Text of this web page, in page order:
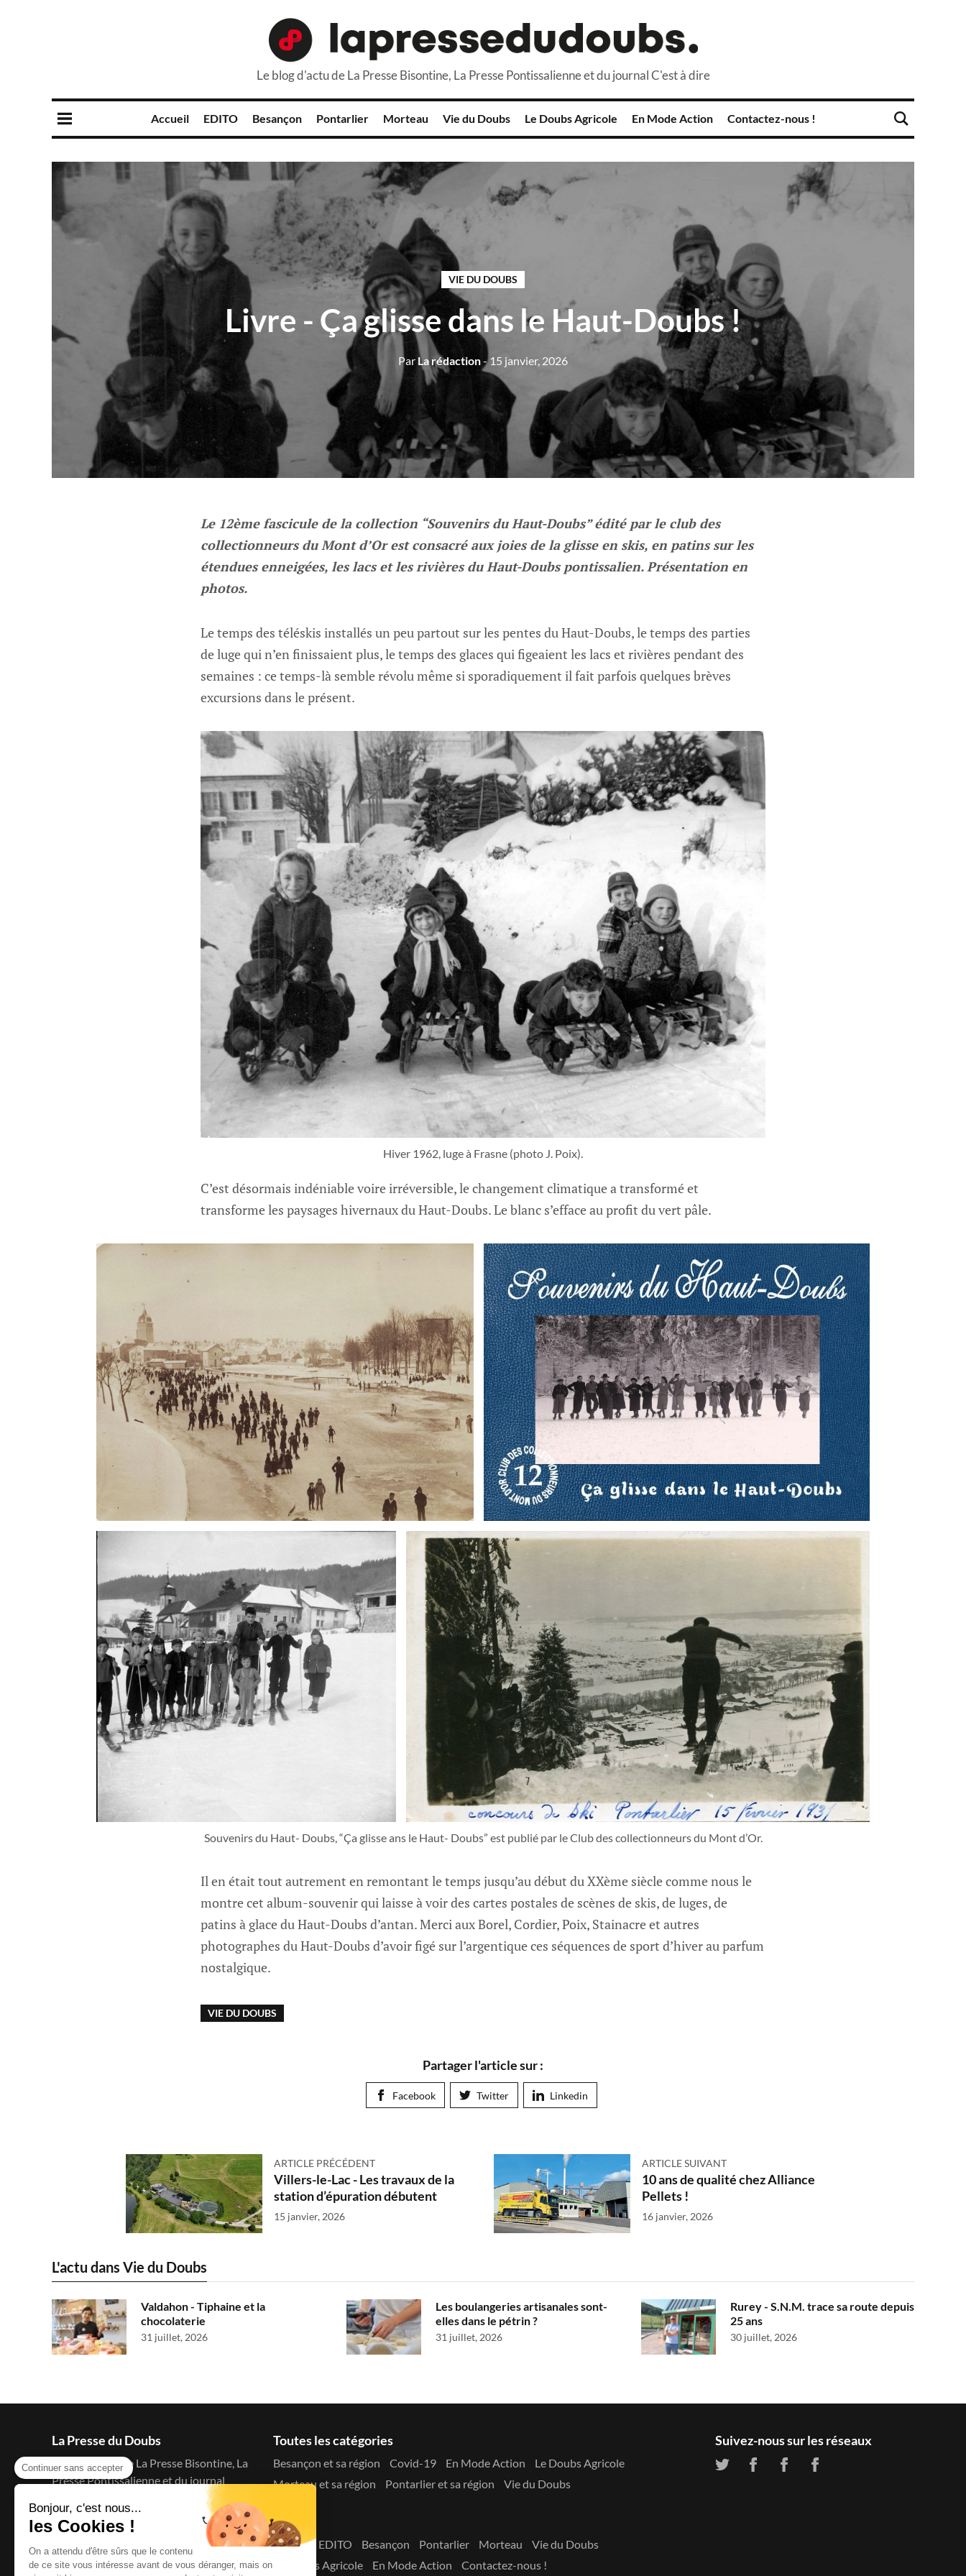
Continuer sans accepter
Bonjour, c'est nous...
les Cookies !
On a attendu d'être sûrs que le contenu
de ce site vous intéresse avant de vous déranger, mais on
Le blog d'actu de La Presse Bisontine, La Presse Pontissalienne et du journal C'est à dire
Accueil EDITO Besançon Pontarlier Morteau Vie du Doubs Le Doubs Agricole En Mode Action Contactez-nous !
VIE DU DOUBS
Livre - Ça glisse dans le Haut-Doubs !
Par La rédaction- 15 janvier, 2026
Le 12ème fascicule de la collection “Souvenirs du Haut-Doubs” édité par le club des
collectionneurs du Mont d’Or est consacré aux joies de la glisse en skis, en patins sur les
étendues enneigées, les lacs et les rivières du Haut-Doubs pontissalien. Présentation en
photos.
Le temps des téléskis installés un peu partout sur les pentes du Haut-Doubs, le temps des parties
de luge qui n’en finissaient plus, le temps des glaces qui figeaient les lacs et rivières pendant des
semaines : ce temps-là semble révolu même si sporadiquement il fait parfois quelques brèves
excursions dans le présent.
Hiver 1962, luge à Frasne (photo J. Poix).
C’est désormais indéniable voire irréversible, le changement climatique a transformé et
transforme les paysages hivernaux du Haut-Doubs. Le blanc s’efface au profit du vert pâle.
Souvenirs du Haut- Doubs, “Ça glisse ans le Haut- Doubs” est publié par le Club des collectionneurs du Mont d’Or.
Il en était tout autrement en remontant le temps jusqu’au début du XXème siècle comme nous le
montre cet album-souvenir qui laisse à voir des cartes postales de scènes de skis, de luges, de
patins à glace du Haut-Doubs d’antan. Merci aux Borel, Cordier, Poix, Stainacre et autres
photographes du Haut-Doubs d’avoir figé sur l’argentique ces séquences de sport d’hiver au parfum
nostalgique.
VIE DU DOUBS
Partager l'article sur :
Facebook Twitter Linkedin
ARTICLE PRÉCÉDENT
Villers-le-Lac - Les travaux de la
station d’épuration débutent
15 janvier, 2026
ARTICLE SUIVANT
10 ans de qualité chez Alliance
Pellets !
16 janvier, 2026
L'actu dans Vie du Doubs
Valdahon - Tiphaine et la
chocolaterie
31 juillet, 2026
Les boulangeries artisanales sont-
elles dans le pétrin ?
31 juillet, 2026
Rurey - S.N.M. trace sa route depuis
25 ans
30 juillet, 2026
La Presse du Doubs
Le blog d'actu de La Presse Bisontine, La
Presse Pontissalienne et du journal
Toutes les catégories
Besançon et sa région Covid-19 En Mode Action
Le Doubs Agricole
Morteau et sa région
Pontarlier et sa région Vie du Doubs
Menu
Accueil EDITO Besançon Pontarlier Morteau
Vie du Doubs
Le Doubs Agricole
En Mode Action Contactez-nous !
Suivez-nous sur les réseaux